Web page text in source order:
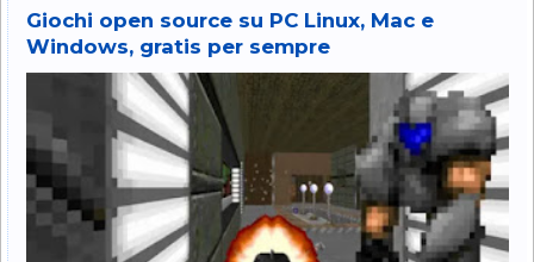
Giochi open source su PC Linux, Mac e
Windows, gratis per sempre